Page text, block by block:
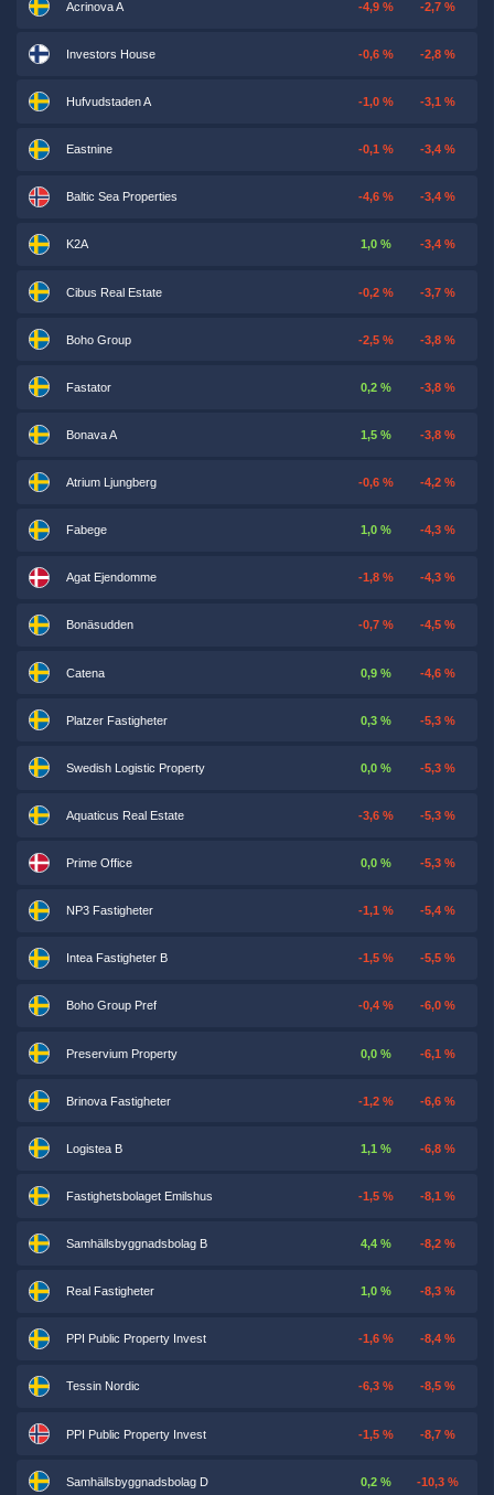
Acrinova A -4,9 % -2,7 %
Investors House -0,6 % -2,8 %
Hufvudstaden A -1,0 % -3,1 %
Eastnine -0,1 % -3,4 %
Baltic Sea Properties -4,6 % -3,4 %
K2A 1,0 % -3,4 %
Cibus Real Estate -0,2 % -3,7 %
Boho Group -2,5 % -3,8 %
Fastator 0,2 % -3,8 %
Bonava A 1,5 % -3,8 %
Atrium Ljungberg -0,6 % -4,2 %
Fabege 1,0 % -4,3 %
Agat Ejendomme -1,8 % -4,3 %
Bonäsudden -0,7 % -4,5 %
Catena 0,9 % -4,6 %
Platzer Fastigheter 0,3 % -5,3 %
Swedish Logistic Property 0,0 % -5,3 %
Aquaticus Real Estate -3,6 % -5,3 %
Prime Office 0,0 % -5,3 %
NP3 Fastigheter -1,1 % -5,4 %
Intea Fastigheter B -1,5 % -5,5 %
Boho Group Pref -0,4 % -6,0 %
Preservium Property 0,0 % -6,1 %
Brinova Fastigheter -1,2 % -6,6 %
Logistea B 1,1 % -6,8 %
Fastighetsbolaget Emilshus -1,5 % -8,1 %
Samhällsbyggnadsbolag B 4,4 % -8,2 %
Real Fastigheter 1,0 % -8,3 %
PPI Public Property Invest -1,6 % -8,4 %
Tessin Nordic -6,3 % -8,5 %
PPI Public Property Invest -1,5 % -8,7 %
Samhällsbyggnadsbolag D 0,2 % -10,3 %